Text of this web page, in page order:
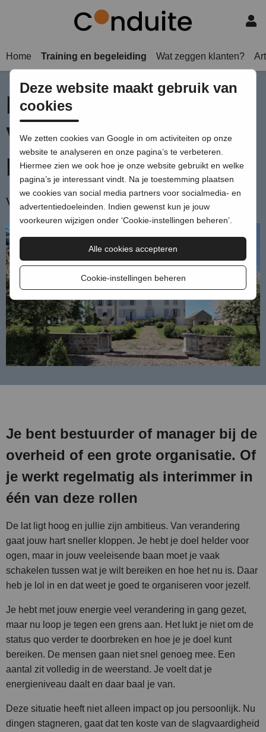
Home Training en begeleiding Wat zeggen klanten?
Koers en
Verhaalweek in
Frankrijk
Voor nieuwe leiders in een oude wereld
Je bent bestuurder of manager bij de
overheid of een grote organisatie. Of
je werkt regelmatig als interimmer in
één van deze rollen
De lat ligt hoog en jullie zijn ambitieus. Van verandering
gaat jouw hart sneller kloppen. Je hebt je doel helder voor
ogen, maar in jouw veeleisende baan moet je vaak
schakelen tussen wat je wilt bereiken en hoe het nu is. Daar
heb je lol in en dat weet je goed te organiseren voor jezelf.
Je hebt met jouw energie veel verandering in gang gezet,
maar nu loop je tegen een grens aan. Het lukt je niet om de
status quo verder te doorbreken en hoe je je doel kunt
bereiken. De mensen gaan niet snel genoeg mee. Een
aantal zit volledig in de weerstand. Je voelt dat je
energieniveau daalt en daar baal je van.
Deze situatie heeft niet alleen impact op jou persoonlijk. Nu
dingen stagneren, gaat dat ten koste van de slagvaardigheid
Deze website maakt gebruik van
cookies
We zetten cookies van Google in om activiteiten op onze
website te analyseren en onze pagina’s te verbeteren.
Hiermee zien we ook hoe je onze website gebruikt en welke
pagina’s je interessant vindt. Na je toestemming plaatsen
we cookies van social media partners voor socialmedia- en
advertentiedoeleinden. Indien gewenst kun je jouw
voorkeuren wijzigen onder ‘Cookie-instellingen beheren’.
Alle cookies accepteren
Cookie-instellingen beheren